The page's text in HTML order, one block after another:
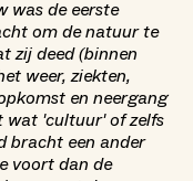
was de eerste
om de natuur te
zij deed (binnen
weer, ziekten,
en neergang
wat 'cultuur' of zelfs
bracht een ander
voort dan de